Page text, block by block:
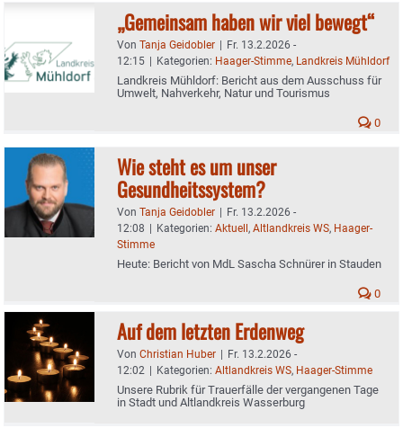
„Gemeinsam haben wir viel bewegt“
Von Tanja Geidobler | Fr. 13.2.2026 -
12:15 | Kategorien: Haager-Stimme, Landkreis Mühldorf
Landkreis Mühldorf: Bericht aus dem Ausschuss für
Umwelt, Nahverkehr, Natur und Tourismus
0
Wie steht es um unser
Gesundheitssystem?
Von Tanja Geidobler | Fr. 13.2.2026 -
12:08 | Kategorien: Aktuell, Altlandkreis WS, Haager-
Stimme
Heute: Bericht von MdL Sascha Schnürer in Stauden
0
Auf dem letzten Erdenweg
Von Christian Huber | Fr. 13.2.2026 -
12:02 | Kategorien: Altlandkreis WS, Haager-Stimme
Unsere Rubrik für Trauerfälle der vergangenen Tage
in Stadt und Altlandkreis Wasserburg